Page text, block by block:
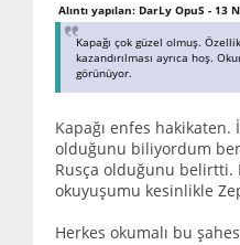
Alıntı yapılan: DarLy OpuS - 13
Kapağı çok güzel olmuş.
kazandırılması ayrıca hoş.
görünüyor.
Kapağı enfes
olduğunu biliyordum
Rusça olduğunu belirtti.
okuyuşumu kesinlikle
Herkes okumalı bu